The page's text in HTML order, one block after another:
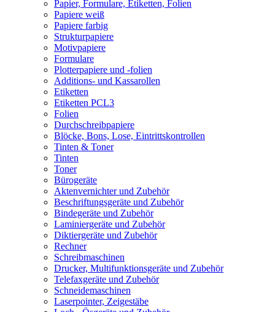
Papier, Formulare, Etiketten, Folien
Papiere weiß
Papiere farbig
Strukturpapiere
Motivpapiere
Formulare
Plotterpapiere und -folien
Additions- und Kassarollen
Etiketten
Etiketten PCL3
Folien
Durchschreibpapiere
Blöcke, Bons, Lose, Eintrittskontrollen
Tinten & Toner
Tinten
Toner
Bürogeräte
Aktenvernichter und Zubehör
Beschriftungsgeräte und Zubehör
Bindegeräte und Zubehör
Laminiergeräte und Zubehör
Diktiergeräte und Zubehör
Rechner
Schreibmaschinen
Drucker, Multifunktionsgeräte und Zubehör
Telefaxgeräte und Zubehör
Schneidemaschinen
Laserpointer, Zeigestäbe